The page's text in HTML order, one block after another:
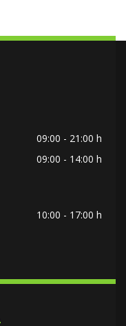
09:00 - 21:00 h
09:00 - 14:00 h
10:00 - 17:00 h